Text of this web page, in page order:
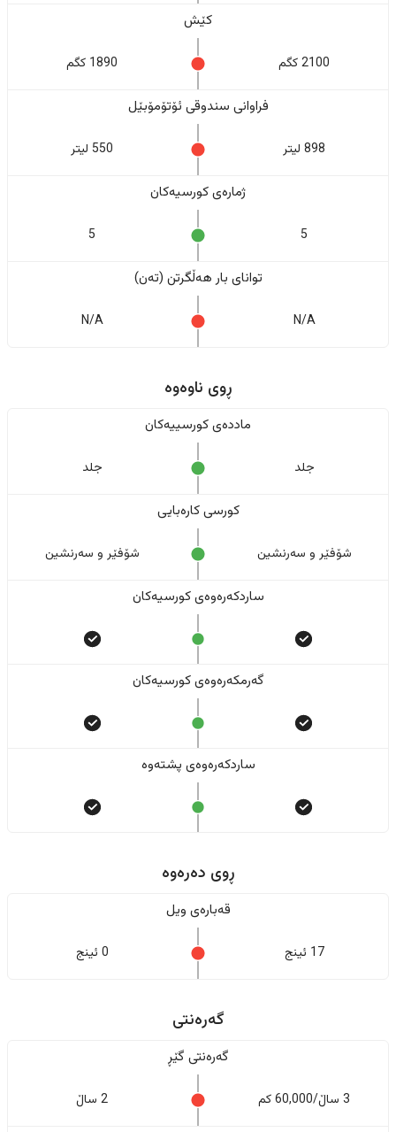
کێش
2100 کگم 1890 کگم
فراوانی سندوقی ئۆتۆمۆبێل
898 لیتر 550 لیتر
ژمارەی کورسیەکان
5
5
تواناى بار هەڵگرتن (تەن)
N/A
N/A
ڕوی ناوەوە
ماددەی کورسییەکان
جلد جلد
کورسی کارەبایی
شۆفێر و سەرنشین شۆفێر و سەرنشین
ساردکەرەوەی کورسیەکان
گەرمکەرەوەی کورسیەکان
ساردکەرەوەی پشتەوە
ڕوی دەرەوە
قەبارەی ویل
17 ئینج 0 ئینج
گەرەنتی
گەرەنتی گێڕ
3 ساڵ/60,000 کم 2 ساڵ